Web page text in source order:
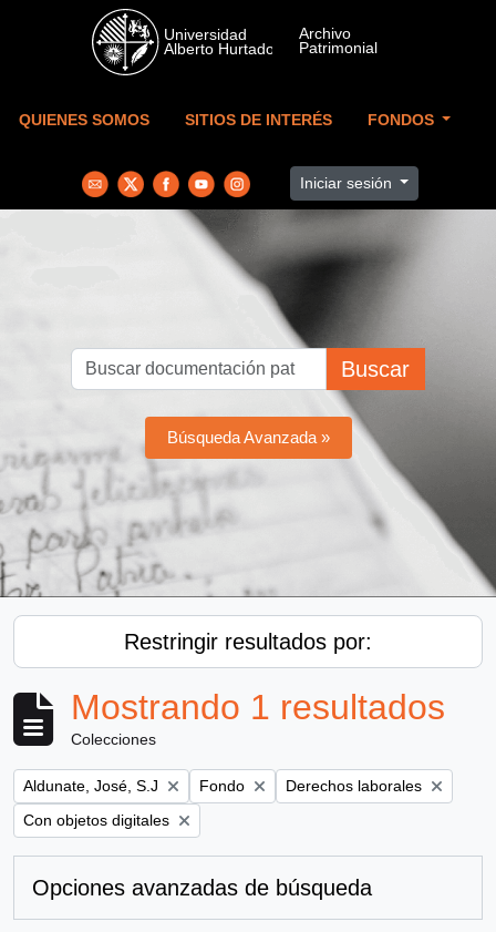
Skip to main content
QUIENES SOMOS SITIOS DE INTERÉS FONDOS
Iniciar sesión
Buscar
Búsqueda Avanzada »
Restringir resultados por:
Mostrando 1 resultados
Colecciones
Remove filter:
Aldunate, José, S.J Remove filter:
Fondo Remove filter:
Derechos laborales
Remove filter:
Con objetos digitales
Opciones avanzadas de búsqueda